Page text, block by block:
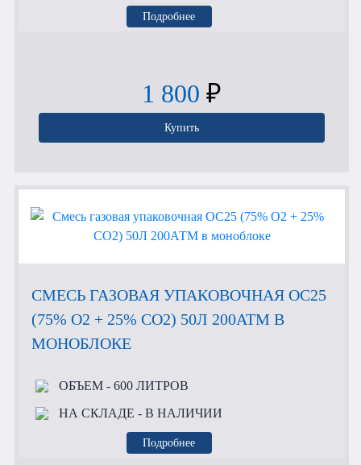
Подробнее
1 800 ₽
Купить
СМЕСЬ ГАЗОВАЯ УПАКОВОЧНАЯ OC25
(75% O2 + 25% CO2) 50Л 200АТМ В
МОНОБЛОКЕ
ОБЪЕМ- 600 ЛИТРОВ
НА СКЛАДЕ - В НАЛИЧИИ
Подробнее